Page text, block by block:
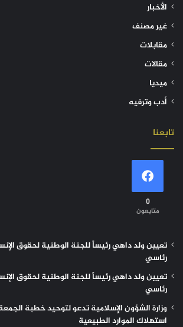
الأخبار
غير مصنف
مقابلات
مقالات
ميديا
أدب وترفيه
تابعنا
0
متابعون
تعيين ولد داهي رئيساً للجنة الوطنية لحقوق
رئاسي
تعيين ولد داهي رئيساً للجنة الوطنية لحقوق
رئاسي
وزارة الشؤون الإسلامية تدعو لتوحيد خطبة
استهلاك الموارد الطبيعية